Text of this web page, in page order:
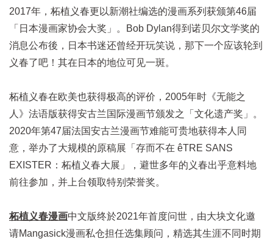
2017年，柘植义春更以新潮社编选的漫画系列获颁第46届
「日本漫画家协会大奖」。Bob Dylan得到诺贝尔文学奖的
消息公布後，日本书迷还曾经开玩笑说，那下一个应该轮到
义春了吧！其在日本的地位可见一斑。
柘植义春在欧美也获得极高的评价，2005年时《无能之
人》法语版获得安古兰国际漫画节颁发之「文化遗产奖」。
2020年第47届法国安古兰漫画节难能可贵地获得本人同
意，举办了大规模的原稿展「存而不在 êTRE SANS
EXISTER：柘植义春大展」，避世多年的义春出乎意料地
前往参加，并上台领取特别荣誉奖。
柘植义春漫画中文版终於2021年首度问世，由大块文化邀
请Mangasick漫画私仓担任选集顾问，精选其生涯不同时期